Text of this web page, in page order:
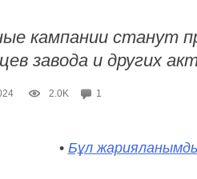
кампании станут
завода и других
2.0K 1
• Бұл жарияланымды